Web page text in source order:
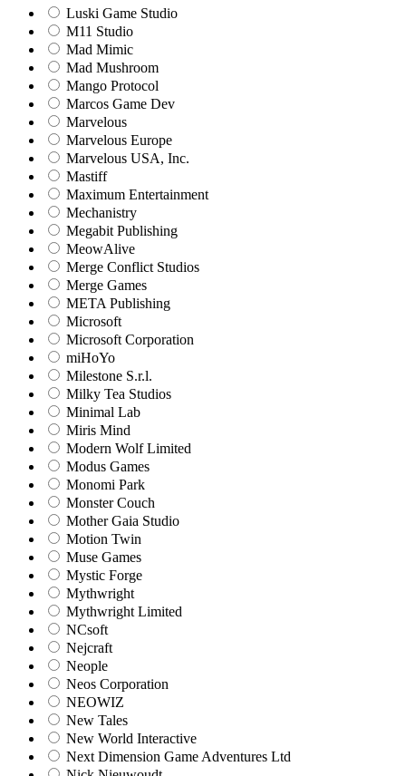
Luski Game Studio
M11 Studio
Mad Mimic
Mad Mushroom
Mango Protocol
Marcos Game Dev
Marvelous
Marvelous Europe
Marvelous USA, Inc.
Mastiff
Maximum Entertainment
Mechanistry
Megabit Publishing
MeowAlive
Merge Conflict Studios
Merge Games
META Publishing
Microsoft
Microsoft Corporation‬
miHoYo
Milestone S.r.l.
Milky Tea Studios
Minimal Lab
Miris Mind
Modern Wolf Limited
Modus Games
Monomi Park
Monster Couch
Mother Gaia Studio
Motion Twin
Muse Games
Mystic Forge
Mythwright
Mythwright Limited
NCsoft
Nejcraft
Neople
Neos Corporation
NEOWIZ
New Tales
New World Interactive
Next Dimension Game Adventures Ltd